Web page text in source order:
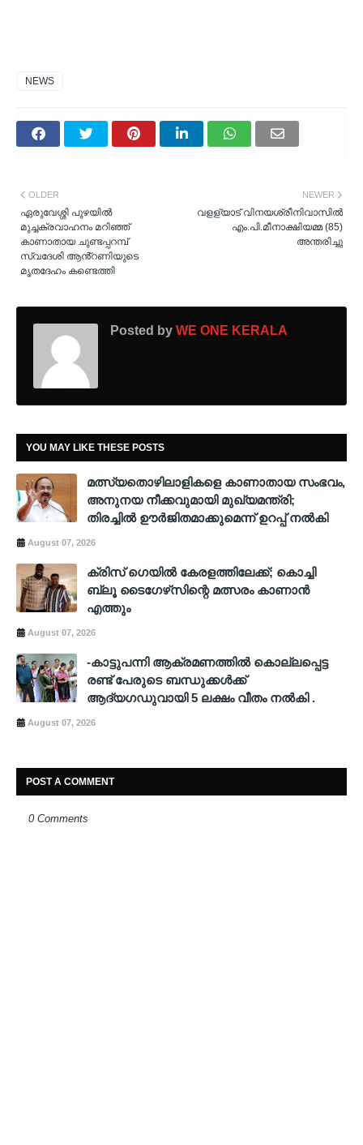
NEWS
NEWER
വളള്യാട് വിനയശ്രീനിവാസിൽ
എം.പി.മീനാക്ഷിയമ്മ (85)
അന്തരിച്ചു
OLDER
ഏരുവേശ്ശി പുഴയിൽ
മുച്ചക്രവാഹനം മറിഞ്ഞ്
കാണാതായ ചുണ്ടപ്പറമ്പ്
സ്വദേശി ആൻ്റണിയുടെ
മൃതദേഹം കണ്ടെത്തി
Posted by WE ONE KERALA
YOU MAY LIKE THESE POSTS
മത്സ്യതൊഴിലാളികളെ കാണാതായ സംഭവം,
അനുനയ നീക്കവുമായി മുഖ്യമന്ത്രി;
തിരച്ചിൽ ഊർജിതമാക്കുമെന്ന് ഉറപ്പ് നൽകി
August 07, 2026
ക്രിസ് ഗെയില്‍ കേരളത്തിലേക്ക്; കൊച്ചി
ബ്ലൂ ടൈഗേഴ്‌സിന്റെ മത്സരം കാണാന്‍
എത്തും
August 07, 2026
-കാട്ടുപന്നി ആക്രമണത്തിൽ കൊല്ലപ്പെട്ട
രണ്ട് പേരുടെ ബന്ധുക്കൾക്ക്
ആദ്യഗഡുവായി 5 ലക്ഷം വീതം നൽകി .
August 07, 2026
POST A COMMENT
0 Comments